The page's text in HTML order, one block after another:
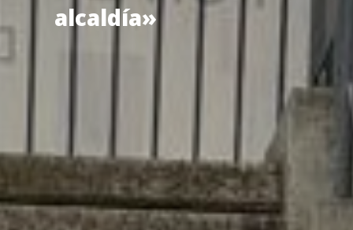
alcaldía»